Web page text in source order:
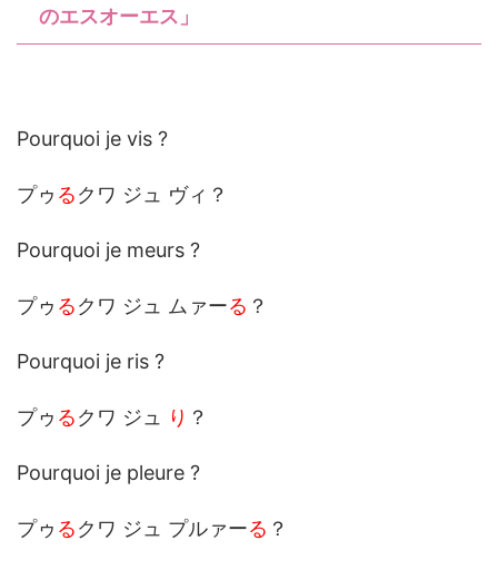
のエスオーエス」
Pourquoi je vis ?
プゥ るクワ ジュ ヴィ？
Pourquoi je meurs ?
プゥ るクワ ジュ ムァーる ？
Pourquoi je ris ?
プゥ るクワ ジュ り ？
Pourquoi je pleure ?
プゥ るクワ ジュ プルァーる ？